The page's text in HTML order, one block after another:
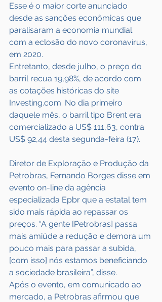
Esse é o maior corte anunciado
desde as sanções econômicas que
paralisaram a economia mundial
com a eclosão do novo coronavírus,
em 2020.
Entretanto, desde julho, o preço do
barril recua 19,98%, de acordo com
as cotações históricas do site
Investing.com. No dia primeiro
daquele mês, o barril tipo Brent era
comercializado a US$ 111,63, contra
US$ 92,44 desta segunda-feira (17).
Diretor de Exploração e Produção da
Petrobras, Fernando Borges disse em
evento on-line da agência
especializada Epbr que a estatal tem
sido mais rápida ao repassar os
preços. “A gente [Petrobras] passa
mais amiúde a redução e demora um
pouco mais para passar a subida,
[com isso] nós estamos beneficiando
a sociedade brasileira”, disse.
Após o evento, em comunicado ao
mercado, a Petrobras afirmou que